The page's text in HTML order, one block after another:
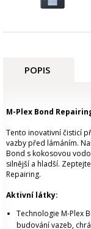
POPIS
M-Plex Bond
Tento inovativní čisticí
vazby před lámáním.
Bond s kokosovou
silnější a hladší.
Repairing.
Aktivní látky:
Technologie M-Plex
budování vazeb,